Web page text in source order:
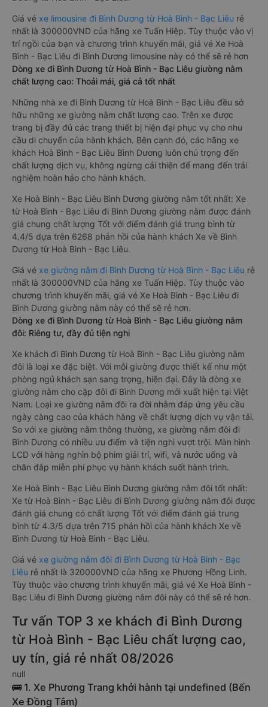
Giá vé xe limousine đi Bình Dương từ Hoà Bình - Bạc Liêu rẻ
nhất là 300000VND của hãng xe Tuấn Hiệp. Tùy thuộc vào vị
trí ngồi của bạn và chương trình khuyến mãi, giá vé Xe Hoà
Bình - Bạc Liêu đi Bình Dương limousine này có thể sẽ rẻ hơn
Dòng xe đi Bình Dương từ Hoà Bình - Bạc Liêu giường nằm
chất lượng cao: Thoải mái, giá cả tốt nhất
Những nhà xe đi Bình Dương từ Hoà Bình - Bạc Liêu đều sở
hữu những xe giường nằm chất lượng cao. Trên xe được
trang bị đầy đủ các trang thiết bị hiện đại phục vụ cho nhu
cầu di chuyển của hành khách. Bên cạnh đó, các hãng xe
khách Hoà Bình - Bạc Liêu Bình Dương luôn chú trọng đến
chất lượng dịch vụ, không ngừng cải thiện để mang đến trải
nghiệm hoàn hảo cho hành khách.
Xe Hoà Bình - Bạc Liêu Bình Dương giường nằm tốt nhất: Xe
từ Hoà Bình - Bạc Liêu đi Bình Dương giường nằm được đánh
giá chung chất lượng Tốt với điểm đánh giá trung bình từ
4.4/5 dựa trên 6268 phản hồi của hành khách Xe về Bình
Dương từ Hoà Bình - Bạc Liêu.
Giá vé xe giường nằm đi Bình Dương từ Hoà Bình - Bạc Liêu rẻ
nhất là 300000VND của hãng xe Tuấn Hiệp. Tùy thuộc vào
chương trình khuyến mãi, giá vé Xe Hoà Bình - Bạc Liêu đi
Bình Dương giường nằm này có thể sẽ rẻ hơn.
Dòng xe đi Bình Dương từ Hoà Bình - Bạc Liêu giường nằm
đôi: Riêng tư, đầy đủ tiện nghi
Xe khách đi Bình Dương từ Hoà Bình - Bạc Liêu giường nằm
đôi là loại xe đặc biệt. Với mỗi giường được thiết kế như một
phòng ngủ khách sạn sang trọng, hiện đại. Đây là dòng xe
giường nằm cho cặp đôi đi Bình Dương mới xuất hiện tại Việt
Nam. Loại xe giường nằm đôi ra đời nhằm đáp ứng yêu cầu
ngày càng cao của khách hàng về chất lượng dịch vụ vận tải.
So với xe giường nằm thông thường, xe giường nằm đôi đi
Bình Dương có nhiều ưu điểm và tiện nghi vượt trội. Màn hình
LCD với hàng nghìn bộ phim giải trí, wifi, và nước uống và
chăn đắp miễn phí phục vụ hành khách suốt hành trình.
Xe Hoà Bình - Bạc Liêu Bình Dương giường nằm đôi tốt nhất:
Xe từ Hoà Bình - Bạc Liêu đi Bình Dương giường nằm đôi được
đánh giá chung có chất lượng Tốt với điểm đánh giá trung
bình từ 4.3/5 dựa trên 715 phản hồi của hành khách Xe về
Bình Dương từ Hoà Bình - Bạc Liêu.
Giá vé xe giường nằm đôi đi Bình Dương từ Hoà Bình - Bạc
Liêu rẻ nhất là 320000VND của hãng xe Phương Hồng Linh.
Tùy thuộc vào chương trình khuyến mãi, giá vé Xe Hoà Bình -
Bạc Liêu đi Bình Dương giường nằm đôi này có thể sẽ rẻ hơn.
Tư vấn TOP 3 xe khách đi Bình Dương
từ Hoà Bình - Bạc Liêu chất lượng cao,
uy tín, giá rẻ nhất 08/2026
null
🚌 1. Xe Phương Trang khởi hành tại undefined (Bến
Xe Đồng Tâm)